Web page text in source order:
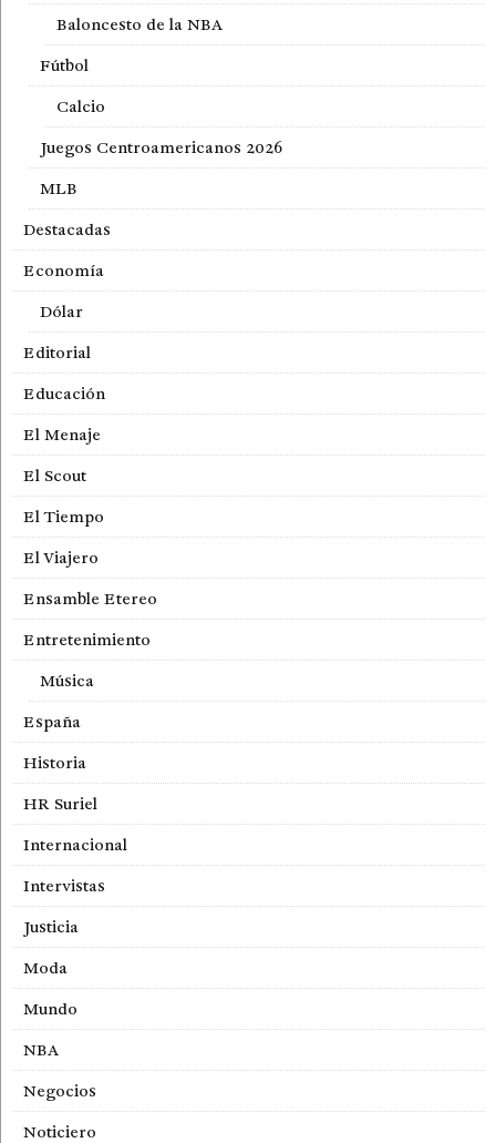
Baloncesto de la NBA
Fútbol
Calcio
Juegos Centroamericanos 2026
MLB
Destacadas
Economía
Dólar
Editorial
Educación
El Menaje
El Scout
El Tiempo
El Viajero
Ensamble Etereo
Entretenimiento
Música
España
Historia
HR Suriel
Internacional
Intervistas
Justicia
Moda
Mundo
NBA
Negocios
Noticiero